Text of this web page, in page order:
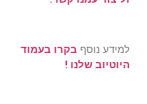
למידע נוסף בקרו בעמוד
היוטיוב שלנו !